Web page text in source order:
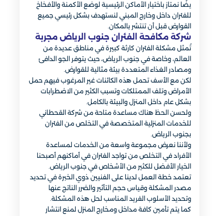
يضًا نمتاز باختيار الأماكن الرئيسية لوضع الأكمنة والأفخاخ
للفئران داخل وخارج المبني لنستهدف بشكل رئيسي جميع
القوارض قبل أن تنتشر بالمكان.
شركة مكافحة الفئران جنوب الرياض مجربة
تُمثل مشكلة الفئران كارثة كبيرة في مناطق عديدة من
العالم، وخاصة في جنوب الرياض، حيث يتوفر الجو الدافئ
ومصادر الغذاء المتعددة بيئة مثالية للقوارض.
لكن مع الأسف تحمل هذه الكائنات غير المرغوب فيهم حمل
الأمراض وتلف الممتلكات وتسبب الكثير من الاضطرابات
بشكل عام داخل المنزل والبيئة بالكامل.
ولحسن الحظ هناك مساعدة متاحة من شركة القحطاني
للخدمات المنزلية المتخصصة في التخلص من الفئران
بجنوب الرياض.
ولأننا نعرض مجموعة واسعة من الخدمات لمساعدة
الأفراد في التخلص من تواجد الفئران في أماكنهم أصبحنا
الخيار الأفضل للكثير من الأشخاص في جنوب الرياض.
تعتمد خطة العمل لدينا على الفنيين ذوي الخبرة في تحديد
مصدر المشكلة وقياس حجم التأثير والضرر الناتج عنها
وتحديد الأسلوب الفريد المناسب لحل هذه المشكلة.
كما يتم تأمين كافة مداخل ومخارج المنزل لمنع انتشار